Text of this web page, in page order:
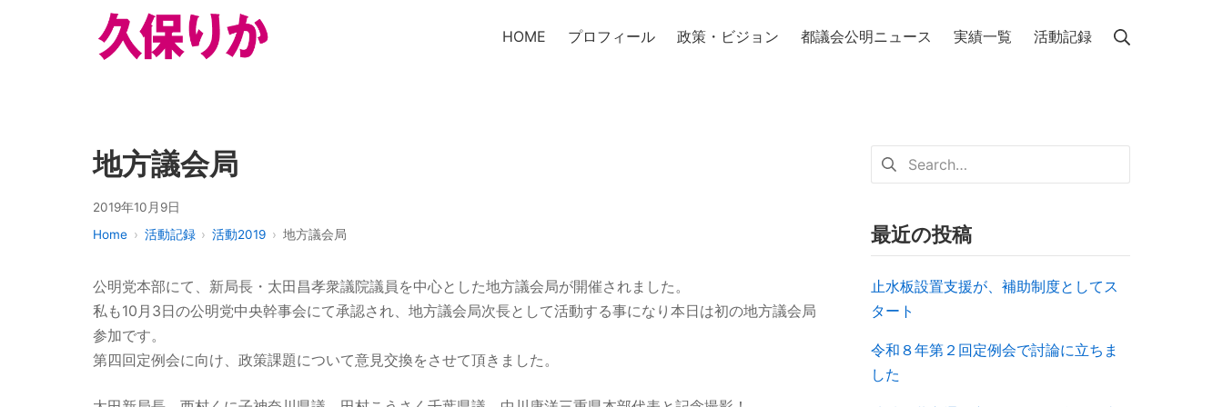
HOME プロフィール 政策・ビジョン 都議会公明ニュース 実績一覧 活動記録
地方議会局
2019年10月9日
Home
活動記録 活動2019 地方議会局
公明党本部にて、新局長・太田昌孝衆議院議員を中心とした地方議会局が開催されました。
私も10月3日の公明党中央幹事会にて承認され、地方議会局次長として活動する事になり本日は初の地方議会局
参加です。
第四回定例会に向け、政策課題について意見交換をさせて頂きました。
最近の投稿
止水板設置支援が、補助制度としてス
タート
令和８年第２回定例会で討論に立ちま
した